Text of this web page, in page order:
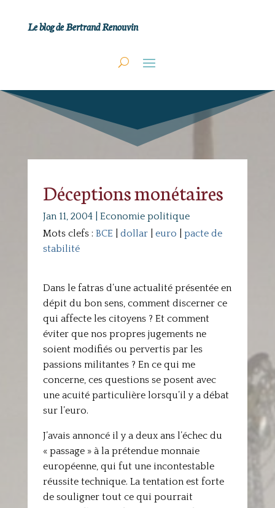
Le blog de Bertrand Renouvin
Déceptions monétaires
Jan 11, 2004| Economie politique
Mots clefs : BCE| dollar| euro
pacte de
stabilité
Dans le fatras d’une actualité présentée en
dépit du bon sens, comment discerner ce
qui affecte les citoyens ? Et comment
éviter que nos propres jugements ne
soient modifiés ou pervertis par les
passions militantes ? En ce qui me
concerne, ces questions se posent avec
une acuité particulière lorsqu’il y a débat
sur l’euro.
J’avais annoncé il y a deux ans l’échec du
« passage » à la prétendue monnaie
européenne, qui fut une incontestable
réussite technique. La tentation est forte
de souligner tout ce qui pourrait